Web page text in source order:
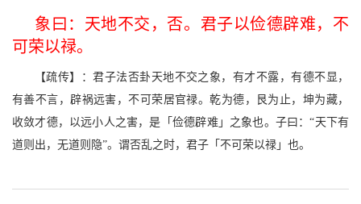
象曰：天地不交，否。君子以俭德辟难，不
可荣以禄。
【疏传】：君子法否卦天地不交之象，有才不露，有德不显，
有善不言，辟祸远害，不可荣居官禄。乾为德，艮为止，坤为藏，
收敛才德，以远小人之害，是「俭德辟难」之象也。子曰：“天下有
道则出，无道则隐”。谓否乱之时，君子「不可荣以禄」也。